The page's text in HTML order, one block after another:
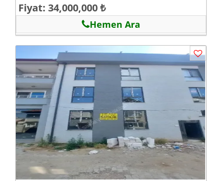
Fiyat: 34,000,000 ₺
Hemen Ara